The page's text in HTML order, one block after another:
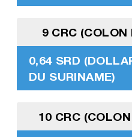
9 CRC (COLON
0,64 SRD
DU SURINAME)
10 CRC